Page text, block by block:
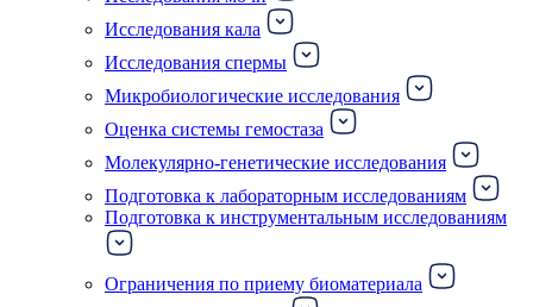
Исследования кала
Исследования спермы
Микробиологические исследования
Оценка системы гемостаза
Молекулярно-генетические исследования
Подготовка к лабораторным исследованиям
Подготовка к инструментальным исследованиям
Ограничения по приему биоматериала